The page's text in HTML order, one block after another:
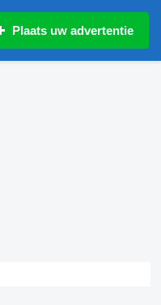
Plaats uw advertentie